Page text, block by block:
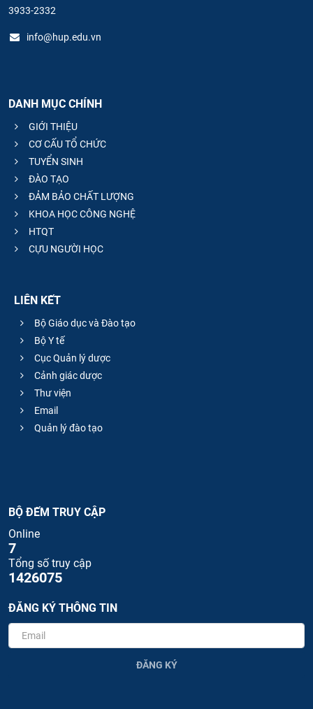
3933-2332
info@hup.edu.vn
DANH MỤC CHÍNH
GIỚI THIỆU
CƠ CẤU TỔ CHỨC
TUYỂN SINH
ĐÀO TẠO
ĐẢM BẢO CHẤT LƯỢNG
KHOA HỌC CÔNG NGHỆ
HTQT
CỰU NGƯỜI HỌC
LIÊN KẾT
Bộ Giáo dục và Đào tạo
Bộ Y tế
Cục Quản lý dược
Cảnh giác dược
Thư viện
Email
Quản lý đào tạo
BỘ ĐẾM TRUY CẬP
Online
7
Tổng số truy cập
1426075
ĐĂNG KÝ THÔNG TIN
ĐĂNG KÝ